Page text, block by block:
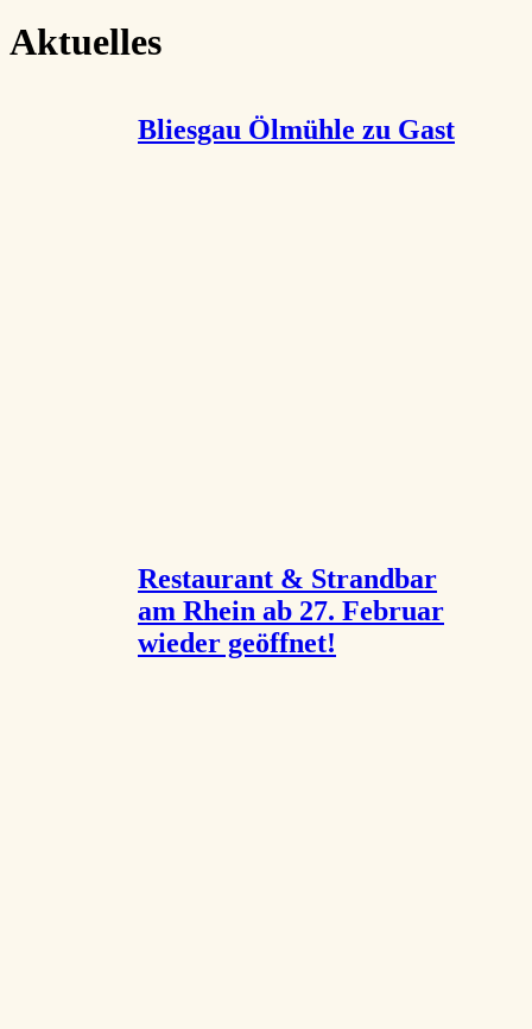
Aktuelles
Bliesgau Ölmühle zu Gast
Restaurant & Strandbar
am Rhein ab 27. Februar
wieder geöffnet!